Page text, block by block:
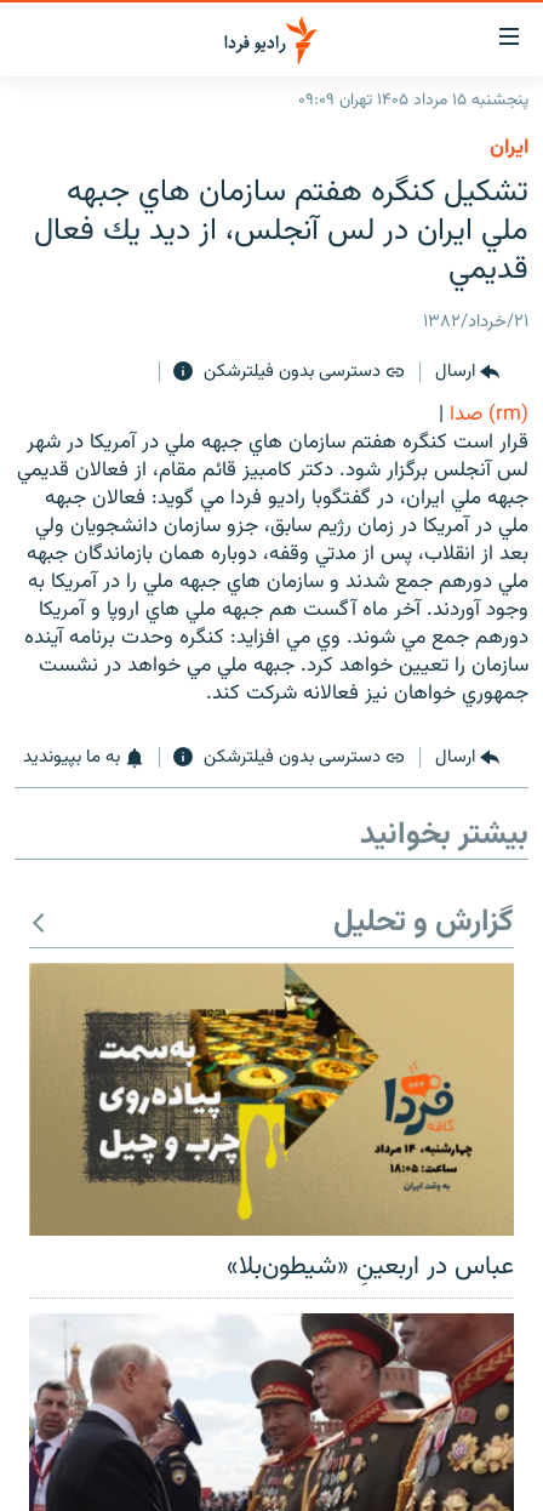
لینک‌های
قابلیت
دسترسی
بازگشت
منوی
اصلی
رفتن
صفحه
ایران
جهان
رادیو
پادکست
گزارش‌های تصویری
گزارش‌های ویدئویی
زنان فردا
English
به ما بپیوندید
زبان‌های دیگر
پنجشنبه ۱۵ مرداد ۱۴۰۵ تهران ۰۹:۰۹
ايران
تشكيل كنگره هفتم سازمان هاي جبهه
ملي ايران در لس آنجلس، از ديد يك فعال
قديمي
۲۱/خرداد/۱۳۸۲
ارسال
دسترسی بدون فیلترشکن
(rm) صدا
|
قرار است كنگره هفتم سازمان هاي جبهه ملي در آمريكا در شهر
لس آنجلس برگزار شود. دكتر كامبيز قائم مقام، از فعالان قديمي
جبهه ملي ايران، در گفتگوبا راديو فردا مي گويد: فعالان جبهه
ملي در آمريكا در زمان رژيم سابق، جزو سازمان دانشجويان ولي
بعد از انقلاب، پس از مدتي وقفه، دوباره همان بازماندگان جبهه
ملي دورهم جمع شدند و سازمان هاي جبهه ملي را در آمريكا به
وجود آوردند. آخر ماه آگست هم جبهه ملي هاي اروپا و آمريكا
دورهم جمع مي شوند. وي مي افزايد: كنگره وحدت برنامه آينده
سازمان را تعيين خواهد كرد. جبهه ملي مي خواهد در نشست
جمهوري خواهان نيز فعالانه شركت كند.
ارسال دسترسی بدون فیلترشکن به ما بپیوندید
بیشتر بخوانید
گزارش و تحلیل
عباس در اربعینِ «شیطون‌بلا»